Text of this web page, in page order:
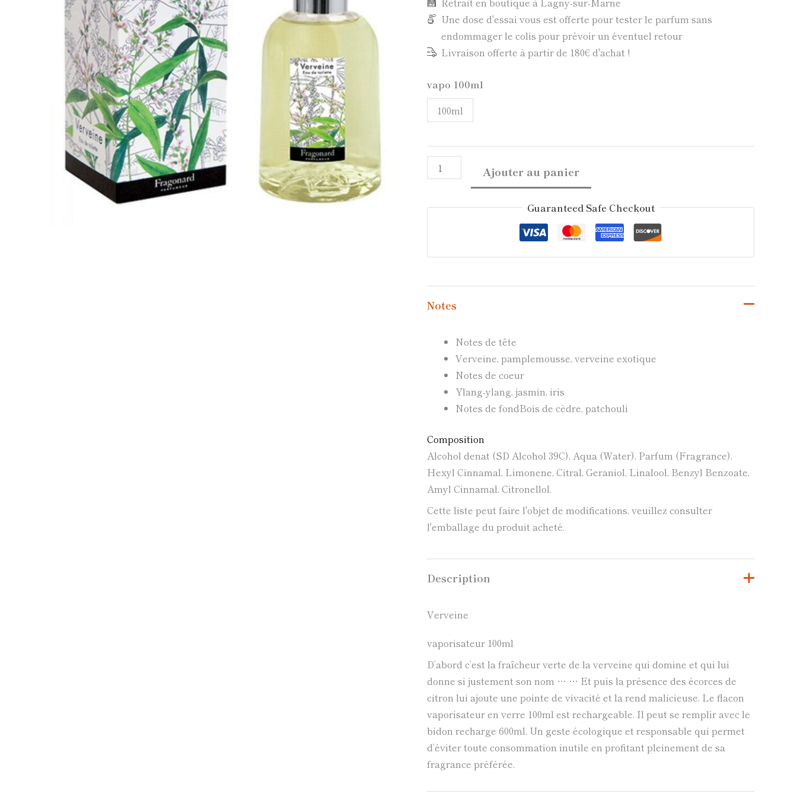
Une dose d'essai vous est offerte pour tester le parfum sans
endommager le colis pour prévoir un éventuel retour
Livraison offerte à partir de 180€ d'achat !
vapo 100ml
100ml
Ajouter au panier
Guaranteed Safe Checkout
Notes
Notes de tête
Verveine, pamplemousse, verveine exotique
Notes de coeur
Ylang-ylang, jasmin, iris
Notes de fondBois de cèdre, patchouli
Composition
Alcohol denat (SD Alcohol 39C), Aqua (Water), Parfum (Fragrance),
Hexyl Cinnamal, Limonene, Citral, Geraniol, Linalool, Benzyl Benzoate,
Amyl Cinnamal, Citronellol.
Cette liste peut faire l'objet de modifications, veuillez consulter
l'emballage du produit acheté.
Description
Verveine
vaporisateur 100ml
D’abord c’est la fraîcheur verte de la verveine qui domine et qui lui
donne si justement son nom … … Et puis la présence des écorces de
citron lui ajoute une pointe de vivacité et la rend malicieuse. Le flacon
vaporisateur en verre 100ml est rechargeable. Il peut se remplir avec le
bidon recharge 600ml. Un geste écologique et responsable qui permet
d’éviter toute consommation inutile en profitant pleinement de sa
fragrance préférée.